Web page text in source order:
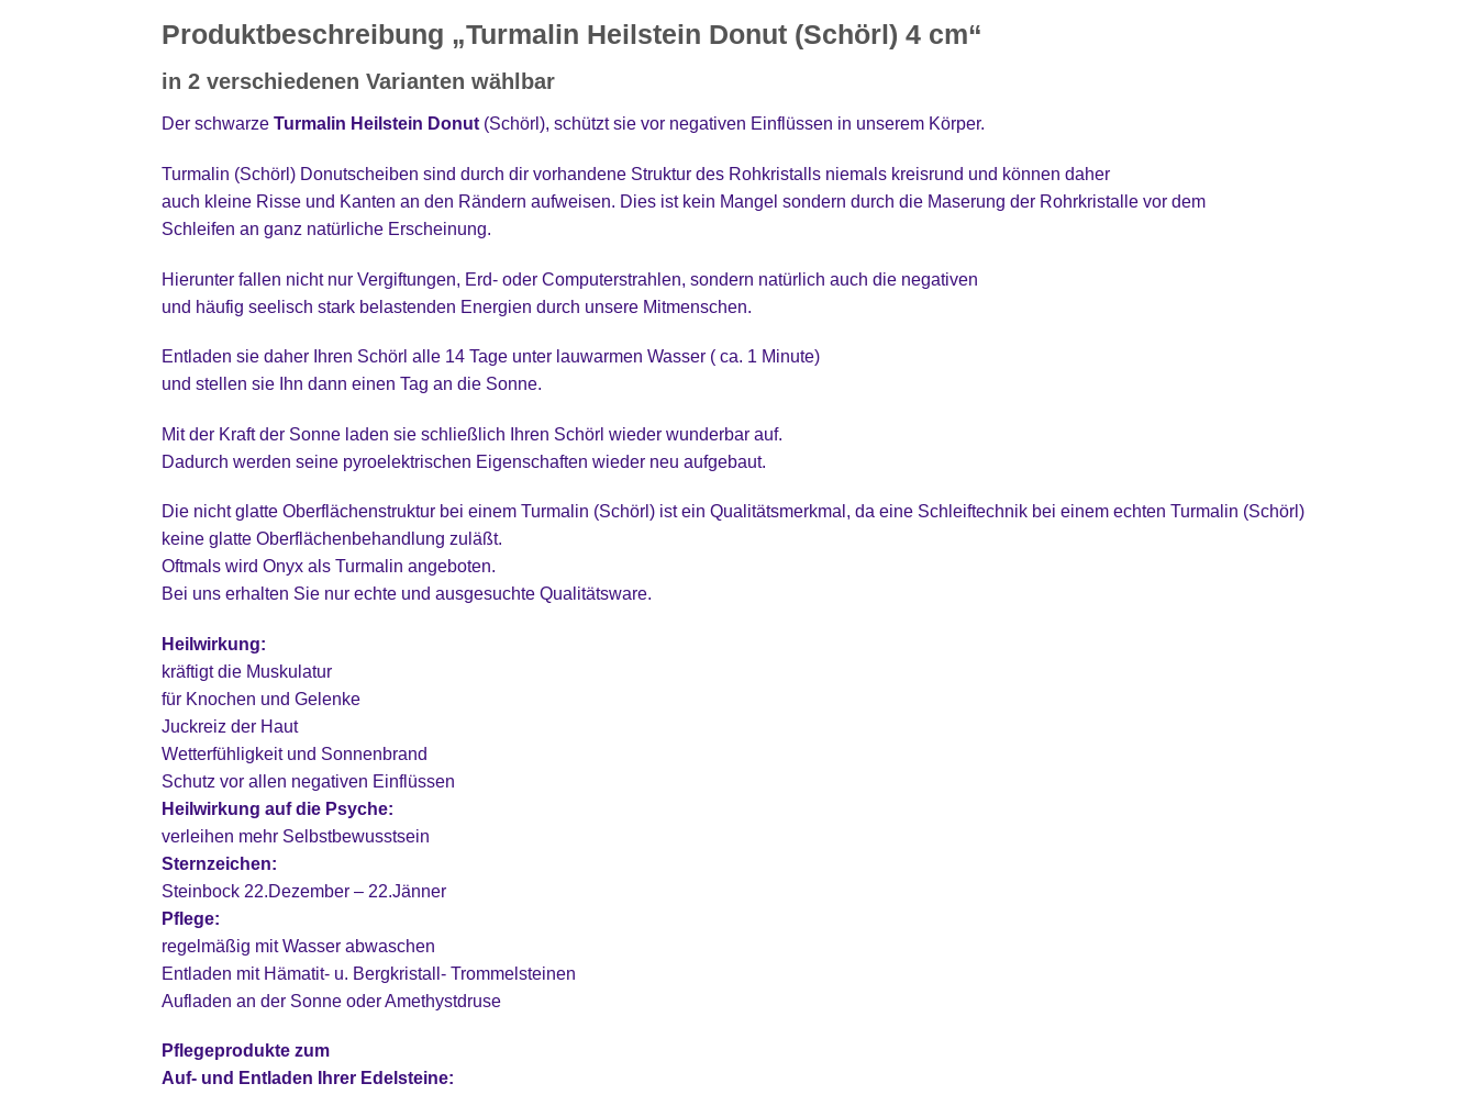
Produktbeschreibung „Turmalin Heilstein Donut (Schörl) 4 cm“
in 2 verschiedenen Varianten wählbar
Der schwarze Turmalin Heilstein Donut (Schörl), schützt sie vor negativen Einflüssen in unserem Körper.
Turmalin (Schörl) Donutscheiben sind durch dir vorhandene Struktur des Rohkristalls niemals kreisrund und können daher
auch kleine Risse und Kanten an den Rändern aufweisen. Dies ist kein Mangel sondern durch die Maserung der Rohrkristalle vor dem
Schleifen an ganz natürliche Erscheinung.
Hierunter fallen nicht nur Vergiftungen, Erd- oder Computerstrahlen, sondern natürlich auch die negativen
und häufig seelisch stark belastenden Energien durch unsere Mitmenschen.
Entladen sie daher Ihren Schörl alle 14 Tage unter lauwarmen Wasser ( ca. 1 Minute)
und stellen sie Ihn dann einen Tag an die Sonne.
Mit der Kraft der Sonne laden sie schließlich Ihren Schörl wieder wunderbar auf.
Dadurch werden seine pyroelektrischen Eigenschaften wieder neu aufgebaut.
Die nicht glatte Oberflächenstruktur bei einem Turmalin (Schörl) ist ein Qualitätsmerkmal, da eine Schleiftechnik bei einem echten Turmalin (Schörl)
keine glatte Oberflächenbehandlung zuläßt.
Oftmals wird Onyx als Turmalin angeboten.
Bei uns erhalten Sie nur echte und ausgesuchte Qualitätsware.
Heilwirkung:
kräftigt die Muskulatur
für Knochen und Gelenke
Juckreiz der Haut
Wetterfühligkeit und Sonnenbrand
Schutz vor allen negativen Einflüssen
Heilwirkung auf die Psyche:
verleihen mehr Selbstbewusstsein
Sternzeichen:
Steinbock 22.Dezember – 22.Jänner
Pflege:
regelmäßig mit Wasser abwaschen
Entladen mit Hämatit- u. Bergkristall- Trommelsteinen
Aufladen an der Sonne oder Amethystdruse
Pflegeprodukte zum
Auf- und Entladen Ihrer Edelsteine: